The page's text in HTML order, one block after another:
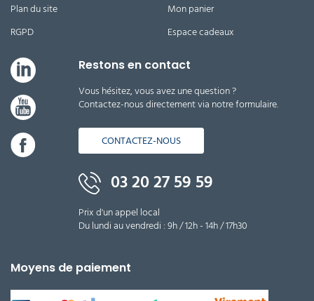
Plan du site
RGPD
Mon panier
Espace cadeaux
Restons en contact
Vous hésitez, vous avez une question ?
Contactez-nous directement via notre formulaire.
CONTACTEZ-NOUS
03 20 27 59 59
Prix d'un appel local
Du lundi au vendredi : 9h / 12h - 14h / 17h30
Moyens de paiement